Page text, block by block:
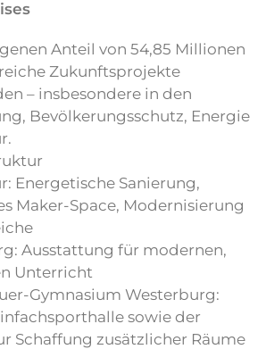
Anteil von 54,85 Millionen
Zukunftsprojekte
– insbesondere in den
Bevölkerungsschutz, Energie
Energetische Sanierung,
Maker-Space, Modernisierung
Ausstattung für modernen,
Unterricht
Gymnasium Westerburg:
sowie der
Schaffung zusätzlicher Räume